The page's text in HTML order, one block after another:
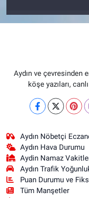
Aydın ve çevresinden
köşe yazıları,
Aydın Nöbetçi
Aydın Hava Durumu
Aydin Namaz
Aydın Trafik
Puan Durumu ve
Tüm Manşetler